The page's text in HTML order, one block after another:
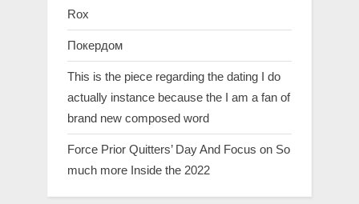
Rox
Покердом
This is the piece regarding the dating I do
actually instance because the I am a fan of
brand new composed word
Force Prior Quitters’ Day And Focus on So
much more Inside the 2022